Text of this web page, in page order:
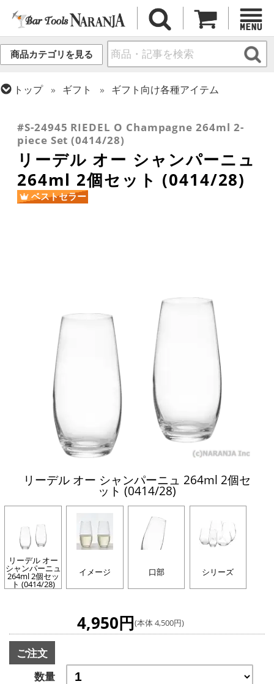
商品カテゴリを見る
トップ ギフト
ギフト向け各種アイテム
シャンパングラス
#S-24945 RIEDEL O Champagne 264ml 2-
piece Set (0414/28)
リーデル オー シャンパーニュ
264ml 2個セット (0414/28)
ベストセラー
リーデル オー シャンパーニュ 264ml 2個セ
ット (0414/28)
リーデル オー
シャンパーニュ
264ml 2個セッ
ト (0414/28)
イメージ 口部 シリーズ
4,950円(本体 4,500円)
ご注文
数量